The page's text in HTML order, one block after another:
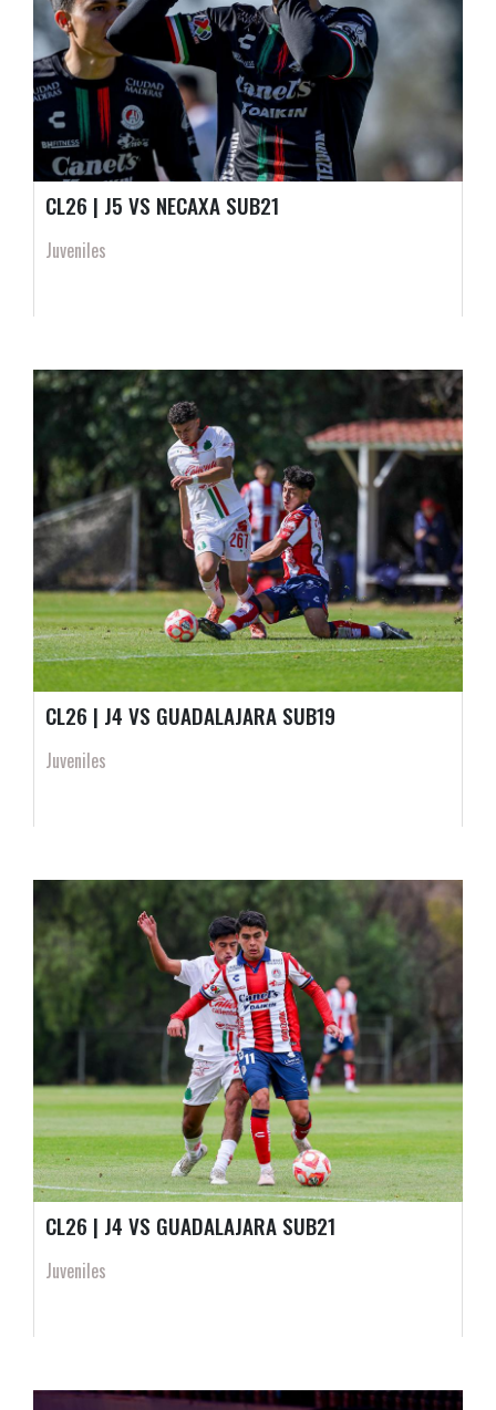
CL26 | J5 VS NECAXA SUB21
Juveniles
CL26 | J4 VS GUADALAJARA SUB19
Juveniles
CL26 | J4 VS GUADALAJARA SUB21
Juveniles